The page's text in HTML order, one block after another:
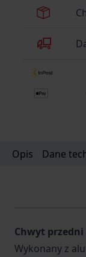
Opis Dane
Chwyt
Wykonany z